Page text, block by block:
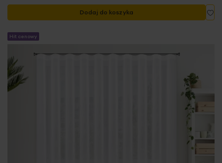
Dodaj do koszyka
Hit cenowy